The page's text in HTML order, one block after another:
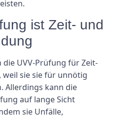
ist Zeit- und
UVV-Prüfung für Zeit-
sie sie für unnötig
Allerdings kann die
auf lange Sicht
sie Unfälle,